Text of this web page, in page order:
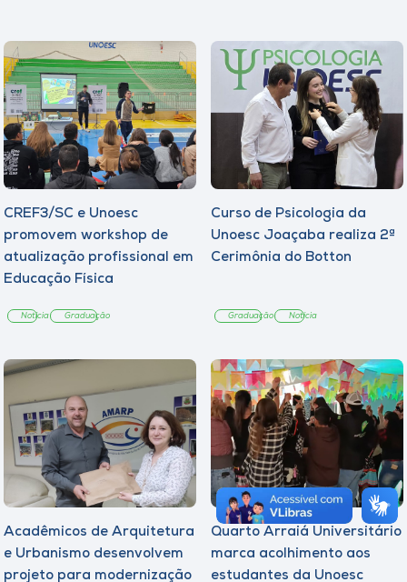
A-
CREF3/SC e Unoesc
promovem workshop de
atualização profissional em
Educação Física
Notícia Graduação
Curso de Psicologia da
Unoesc Joaçaba realiza 2ª
Cerimônia do Botton
Graduação Notícia
Acadêmicos de Arquitetura
e Urbanismo desenvolvem
projeto para modernização
Quarto Arraiá Universitário
marca acolhimento aos
estudantes da Unoesc